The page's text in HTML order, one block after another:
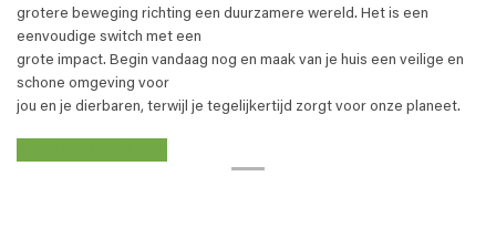
grotere beweging richting een duurzamere wereld. Het is een
eenvoudige switch met een
grote impact. Begin vandaag nog en maak van je huis een veilige en
schone omgeving voor
jou en je dierbaren, terwijl je tegelijkertijd zorgt voor onze planeet.